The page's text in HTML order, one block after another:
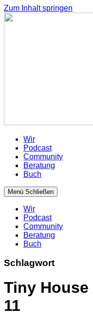
Zum Inhalt springen
Wir
Podcast
Community
Beratung
Buch
Menü Schließen
Wir
Podcast
Community
Beratung
Buch
Schlagwort
Tiny House
11